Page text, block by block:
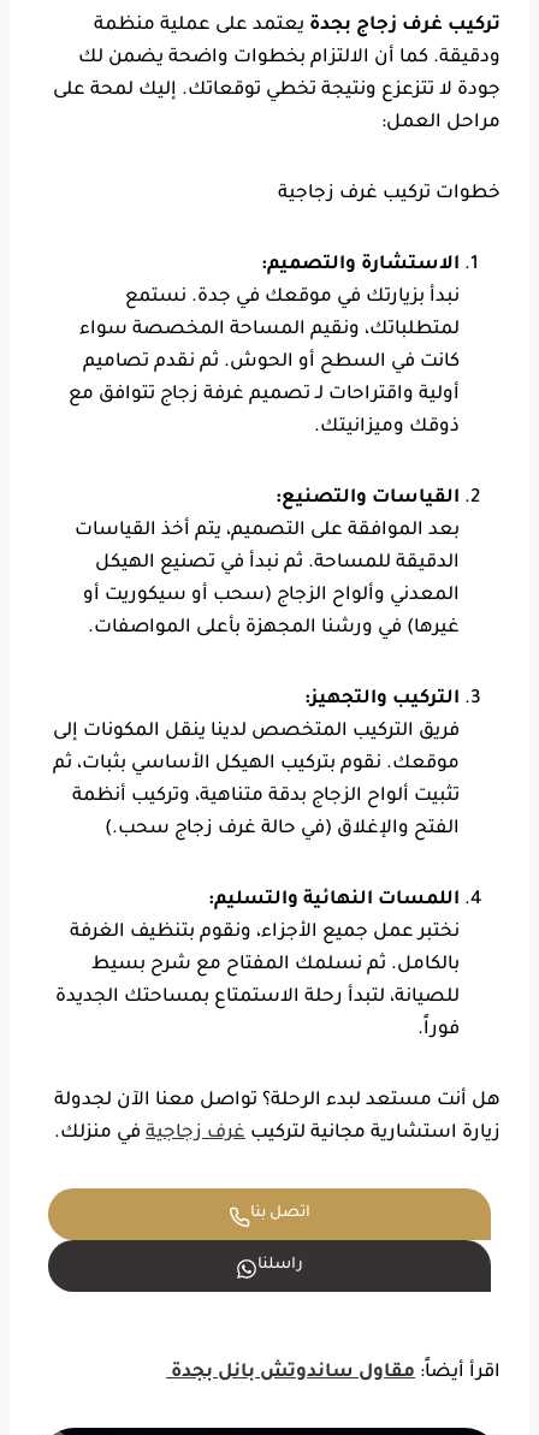
تركيب غرف زجاج بجدة يعتمد على عملية منظمة
ودقيقة. كما أن الالتزام بخطوات واضحة يضمن لك
جودة لا تتزعزع ونتيجة تخطي توقعاتك. إليك لمحة على
مراحل العمل:
خطوات تركيب غرف زجاجية
الاستشارة والتصميم:
نبدأ بزيارتك في موقعك في جدة. نستمع
لمتطلباتك، ونقيم المساحة المخصصة سواء
كانت في السطح أو الحوش. ثم نقدم تصاميم
أولية واقتراحات لـ تصميم غرفة زجاج تتوافق مع
ذوقك وميزانيتك.
القياسات والتصنيع:
بعد الموافقة على التصميم، يتم أخذ القياسات
الدقيقة للمساحة. ثم نبدأ في تصنيع الهيكل
المعدني وألواح الزجاج (سحب أو سيكوريت أو
غيرها) في ورشنا المجهزة بأعلى المواصفات.
التركيب والتجهيز:
فريق التركيب المتخصص لدينا ينقل المكونات إلى
موقعك. نقوم بتركيب الهيكل الأساسي بثبات، ثم
تثبيت ألواح الزجاج بدقة متناهية، وتركيب أنظمة
الفتح والإغلاق (في حالة غرف زجاج سحب.)
اللمسات النهائية والتسليم:
نختبر عمل جميع الأجزاء، ونقوم بتنظيف الغرفة
بالكامل. ثم نسلمك المفتاح مع شرح بسيط
للصيانة، لتبدأ رحلة الاستمتاع بمساحتك الجديدة
فوراً.
هل أنت مستعد لبدء الرحلة؟ تواصل معنا الآن لجدولة
زيارة استشارية مجانية لتركيب غرف زجاجية في منزلك.
اتصل بنا
راسلنا
اقرأ أيضاً: مقاول ساندوتش بانل بجدة